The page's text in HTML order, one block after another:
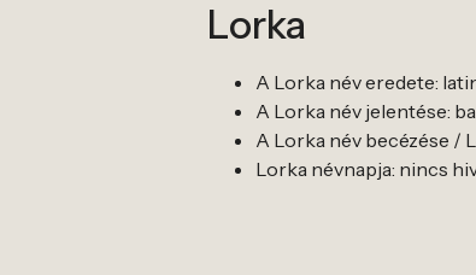
Lorka
A Lorka név eredete:
A Lorka név jelentése:
A Lorka név becézése /
Lorka névnapja: nincs